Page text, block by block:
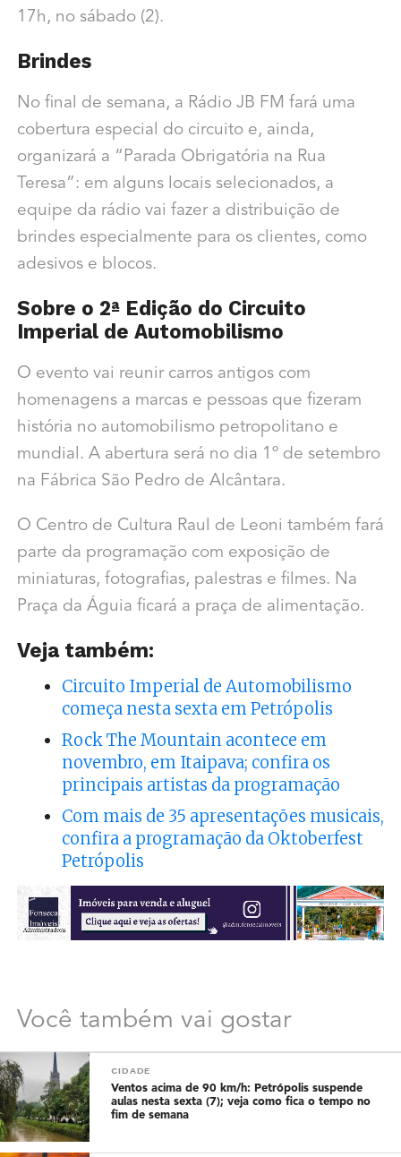
17h, no sábado (2).
Brindes
No final de semana, a Rádio JB FM fará uma
cobertura especial do circuito e, ainda,
organizará a “Parada Obrigatória na Rua
Teresa”: em alguns locais selecionados, a
equipe da rádio vai fazer a distribuição de
brindes especialmente para os clientes, como
adesivos e blocos.
Sobre o 2ª Edição do Circuito
Imperial de Automobilismo
O evento vai reunir carros antigos com
homenagens a marcas e pessoas que fizeram
história no automobilismo petropolitano e
mundial. A abertura será no dia 1º de setembro
na Fábrica São Pedro de Alcântara.
O Centro de Cultura Raul de Leoni também fará
parte da programação com exposição de
miniaturas, fotografias, palestras e filmes. Na
Praça da Águia ficará a praça de alimentação.
Veja também:
Circuito Imperial de Automobilismo
começa nesta sexta em Petrópolis
Rock The Mountain acontece em
novembro, em Itaipava; confira os
principais artistas da programação
Com mais de 35 apresentações musicais,
confira a programação da Oktoberfest
Petrópolis
Você também vai gostar
CIDADE
Ventos acima de 90 km/h: Petrópolis suspende
aulas nesta sexta (7); veja como fica o tempo no
fim de semana